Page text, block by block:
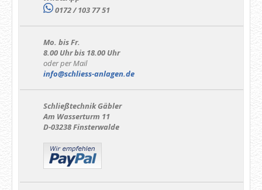
0172 / 103 77 51
Mo. bis Fr.
8.00 Uhr bis 18.00 Uhr
oder per Mail
info@schliess-anlagen.de
Schließtechnik Gäbler
Am Wasserturm 11
D-03238 Finsterwalde